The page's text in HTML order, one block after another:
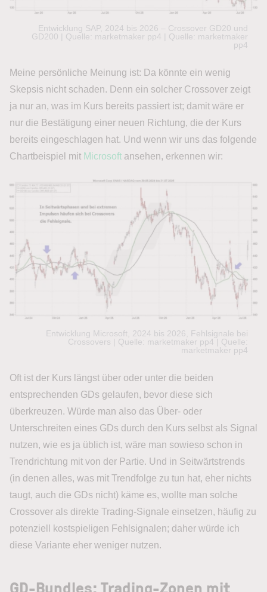
Entwicklung SAP, 2024 bis 2026 – Crossover GD20 und
GD200 | Quelle: marketmaker pp4 | Quelle: marketmaker
pp4
Meine persönliche Meinung ist: Da könnte ein wenig
Skepsis nicht schaden. Denn ein solcher Crossover zeigt
ja nur an, was im Kurs bereits passiert ist; damit wäre er
nur die Bestätigung einer neuen Richtung, die der Kurs
bereits eingeschlagen hat. Und wenn wir uns das folgende
Chartbeispiel mit Microsoft ansehen, erkennen wir:
Entwicklung Microsoft, 2024 bis 2026, Fehlsignale bei
Crossovers | Quelle: marketmaker pp4 | Quelle:
marketmaker pp4
Oft ist der Kurs längst über oder unter die beiden
entsprechenden GDs gelaufen, bevor diese sich
überkreuzen. Würde man also das Über- oder
Unterschreiten eines GDs durch den Kurs selbst als Signal
nutzen, wie es ja üblich ist, wäre man sowieso schon in
Trendrichtung mit von der Partie. Und in Seitwärtstrends
(in denen alles, was mit Trendfolge zu tun hat, eher nichts
taugt, auch die GDs nicht) käme es, wollte man solche
Crossover als direkte Trading-Signale einsetzen, häufig zu
potenziell kostspieligen Fehlsignalen; daher würde ich
diese Variante eher weniger nutzen.